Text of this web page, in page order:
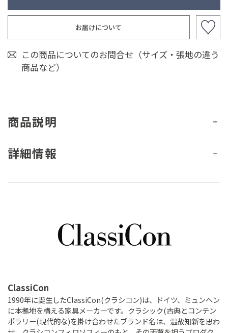
お届けについて
この商品についてのお問合せ（サイズ・張地の違う
商品など）
商品説明
詳細情報
ClassiCon
1990年に誕生したClassiCon(クラシコン)は、ドイツ、ミュンヘン
に本拠地を構える家具メーカーです。クラシック(古典とコンテン
ポラリー(現代的な)を掛け合わせたブランド名は、温故知新を思わ